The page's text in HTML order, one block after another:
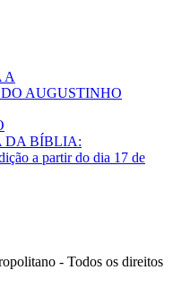
A
AUGUSTINHO
DA BÍBLIA:
a partir do dia 17 de
- Todos os direitos